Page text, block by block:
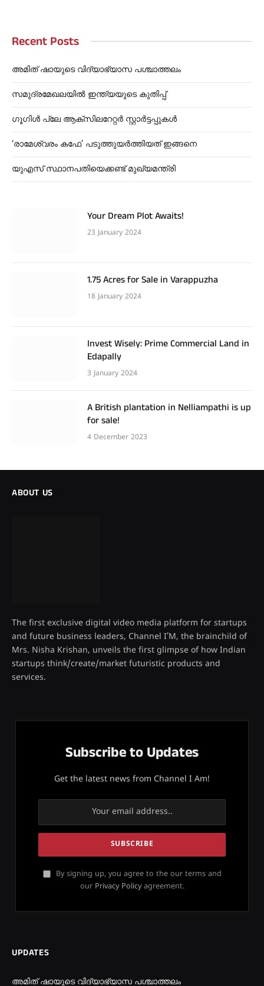
Recent Posts
അമിത് ഷായുടെ വിദ്യാഭ്യാസ പശ്ചാത്തലം
സമുദ്രമേഖലയിൽ ഇന്ത്യയുടെ കുതിപ്പ്
ഗൂഗിൾ പ്ലേ ആക്സിലറേറ്റർ സ്റ്റാർട്ടപ്പുകൾ
‘രാമേശ്വരം കഫേ’ പടുത്തുയർത്തിയത് ഇങ്ങനെ
യുഎസ് സ്ഥാനപതിയെക്കണ്ട് മുഖ്യമന്ത്രി
Your Dream Plot Awaits!
23 January 2024
1.75 Acres for Sale in Varappuzha
18 January 2024
Invest Wisely: Prime Commercial Land in
Edapally
3 January 2024
A British plantation in Nelliampathi is up
for sale!
4 December 2023
ABOUT US
The first exclusive digital video media platform for startups
and future business leaders, Channel I’M, the brainchild of
Mrs. Nisha Krishan, unveils the first glimpse of how Indian
startups think/create/market futuristic products and
services.
Subscribe to Updates
Get the latest news from Channel I Am!
By signing up, you agree to the our terms and
our Privacy Policyagreement.
UPDATES
അമിത് ഷായുടെ വിദ്യാഭ്യാസ പശ്ചാത്തലം